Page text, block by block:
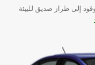
إلى طراز صديق للبيئة